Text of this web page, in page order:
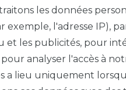
les données
exemple, l'adresse IP),
et les publicités, pour
analyser l'accès à
a lieu uniquement